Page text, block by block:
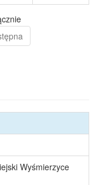
Wyśmierzyce